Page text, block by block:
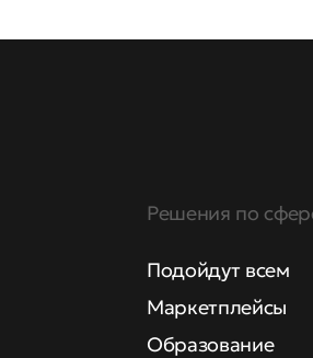
Решения по
Подойдут всем
Маркетплейсы
Образование